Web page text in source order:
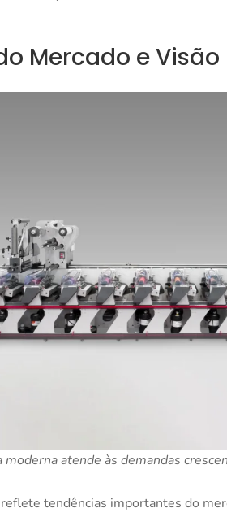
Mercado e
atende às demandas
tendências importantes do